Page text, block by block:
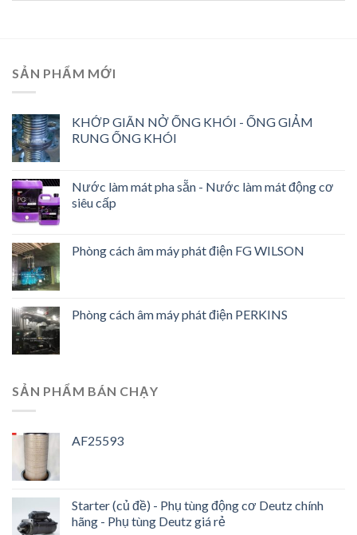
SẢN PHẨM MỚI
KHỚP GIÃN NỞ ỐNG KHÓI - ỐNG GIẢM
RUNG ỐNG KHÓI
Nước làm mát pha sẵn - Nước làm mát động cơ
siêu cấp
Phòng cách âm máy phát điện FG WILSON
Phòng cách âm máy phát điện PERKINS
SẢN PHẨM BÁN CHẠY
AF25593
Starter (củ đề) - Phụ tùng động cơ Deutz chính
hãng - Phụ tùng Deutz giá rẻ